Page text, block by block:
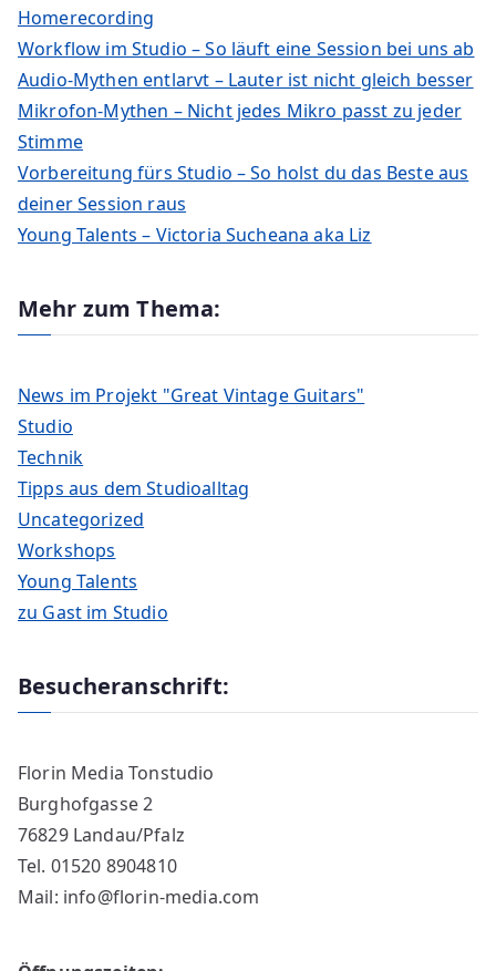
Homerecording
Workflow im Studio – So läuft eine Session bei uns ab
Audio-Mythen entlarvt – Lauter ist nicht gleich besser
Mikrofon-Mythen – Nicht jedes Mikro passt zu jeder
Stimme
Vorbereitung fürs Studio – So holst du das Beste aus
deiner Session raus
Young Talents – Victoria Sucheana aka Liz
Mehr zum Thema:
News im Projekt "Great Vintage Guitars"
Studio
Technik
Tipps aus dem Studioalltag
Uncategorized
Workshops
Young Talents
zu Gast im Studio
Besucheranschrift:
Florin Media Tonstudio
Burghofgasse 2
76829 Landau/Pfalz
Tel. 01520 8904810
Mail: info@florin-media.com